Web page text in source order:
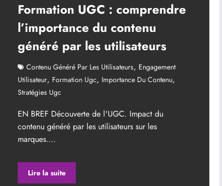
Formation UGC : comprendre
l’importance du contenu
généré par les utilisateurs
Contenu Généré Par Les Utilisateurs, Engagement
Utilisateur, Formation Ugc, Importance Du Contenu,
Stratégies Ugc
EN BREF Découverte de l'UGC. Impact du
contenu généré par les utilisateurs sur les
marques.…
Lire la suite